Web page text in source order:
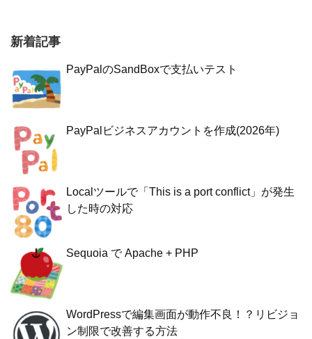
新着記事
PayPalのSandBoxで支払いテスト
PayPalビジネスアカウントを作成(2026年)
Localツールで「This is a port conflict」が発生
した時の対応
Sequoia で Apache + PHP
WordPressで編集画面が動作不良！？リビジョ
ン制限で改善する方法